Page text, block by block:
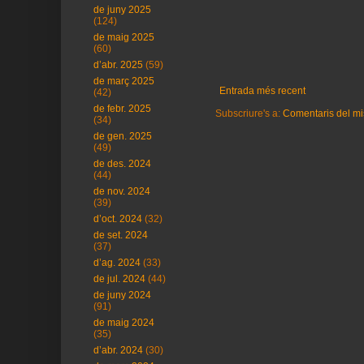
Entrada més recent
Subscriure's a: Comentaris del
de juny 2025
(124)
de maig 2025
(60)
d’abr. 2025 (59)
de març 2025
(42)
de febr. 2025
(34)
de gen. 2025
(49)
de des. 2024
(44)
de nov. 2024
(39)
d’oct. 2024 (32)
de set. 2024
(37)
d’ag. 2024 (33)
de jul. 2024 (44)
de juny 2024
(91)
de maig 2024
(35)
d’abr. 2024 (30)